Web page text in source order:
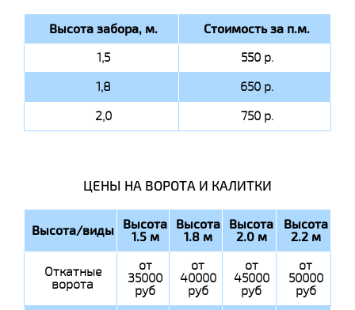
Высота забора, м. Стоимость за п.м.
1,5
550 р.
1,8
650 р.
2,0
750 р.
ЦЕНЫ НА ВОРОТА И КАЛИТКИ
Высота/виды Высота
1.5 м
Высота
1.8 м
Высота
2.0 м
Высота
2.2 м
Откатные
ворота
от
35000
руб
от
40000
руб
от
45000
руб
от
50000
руб